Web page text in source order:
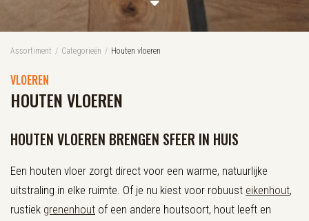
Assortiment / Categorieën / Houten vloeren
VLOEREN
HOUTEN VLOEREN
HOUTEN VLOEREN BRENGEN SFEER IN HUIS
Een houten vloer zorgt direct voor een warme, natuurlijke
uitstraling in elke ruimte. Of je nu kiest voor robuust eikenhout,
rustiek grenenhout of een andere houtsoort, hout leeft en